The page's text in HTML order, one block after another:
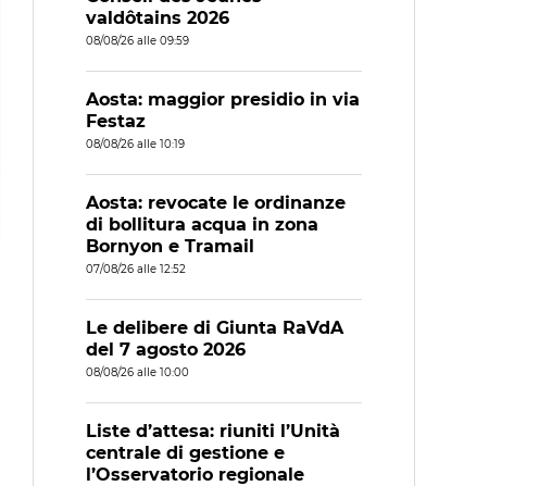
valdôtains 2026
08/08/26 alle 09:59
Aosta: maggior presidio in via
Festaz
08/08/26 alle 10:19
Aosta: revocate le ordinanze
di bollitura acqua in zona
Bornyon e Tramail
07/08/26 alle 12:52
Le delibere di Giunta RaVdA
del 7 agosto 2026
08/08/26 alle 10:00
Liste d’attesa: riuniti l’Unità
centrale di gestione e
l’Osservatorio regionale